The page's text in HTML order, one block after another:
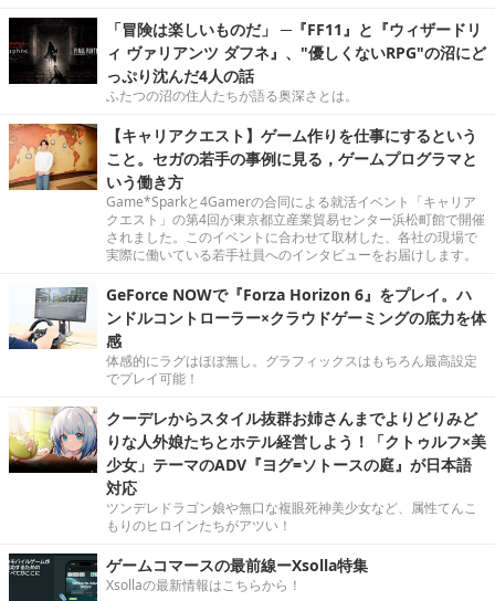
「冒険は楽しいものだ」 ─『FF11』と『ウィザードリ
ィ ヴァリアンツ ダフネ』、"優しくないRPG"の沼にど
っぷり沈んだ4人の話
ふたつの沼の住人たちが語る奥深さとは。
【キャリアクエスト】ゲーム作りを仕事にするという
こと。セガの若手の事例に見る，ゲームプログラマと
いう働き方
Game*Sparkと4Gamerの合同による就活イベント「キャリア
クエスト」の第4回が東京都立産業貿易センター浜松町館で開催
されました。このイベントに合わせて取材した、各社の現場で
実際に働いている若手社員へのインタビューをお届けします。
GeForce NOWで『Forza Horizon 6』をプレイ。ハ
ンドルコントローラー×クラウドゲーミングの底力を体
感
体感的にラグはほぼ無し。グラフィックスはもちろん最高設定
でプレイ可能！
クーデレからスタイル抜群お姉さんまでよりどりみど
りな人外娘たちとホテル経営しよう！「クトゥルフ×美
少女」テーマのADV『ヨグ=ソトースの庭』が日本語
対応
ツンデレドラゴン娘や無口な複眼死神美少女など、属性てんこ
もりのヒロインたちがアツい！
ゲームコマースの最前線ーXsolla特集
Xsollaの最新情報はこちらから！